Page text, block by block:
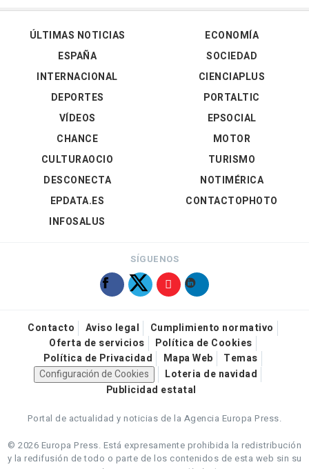
ÚLTIMAS NOTICIAS
ESPAÑA
INTERNACIONAL
DEPORTES
VÍDEOS
ECONOMÍA
SOCIEDAD
CIENCIAPLUS
PORTALTIC
EPSOCIAL
CHANCE
CULTURAOCIO
DESCONECTA
EPDATA.ES
INFOSALUS
MOTOR
TURISMO
NOTIMÉRICA
CONTACTOPHOTO
SÍGUENOS
Contacto Aviso legal
Cumplimiento normativo
Oferta de servicios
Política de Cookies
Política de Privacidad
Mapa Web
Temas
Configuración de Cookies
Loteria de navidad
Publicidad estatal
Portal de actualidad y noticias de la Agencia Europa Press.
© 2026 Europa Press. Está expresamente prohibida la redistribución
y la redifusión de todo o parte de los contenidos de esta web sin su